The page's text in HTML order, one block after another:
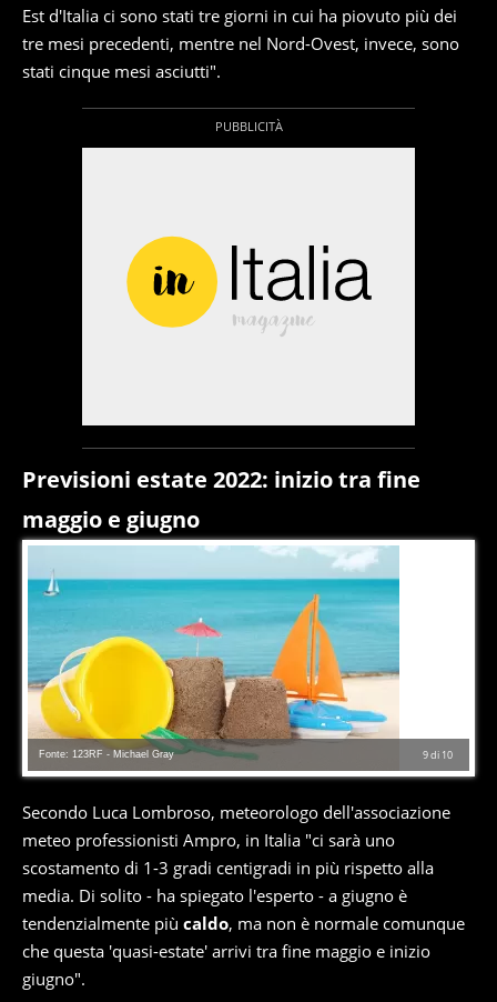
Est d'Italia ci sono stati tre giorni in cui ha piovuto più dei
tre mesi precedenti, mentre nel Nord-Ovest, invece, sono
stati cinque mesi asciutti".
Previsioni estate 2022: inizio tra fine
maggio e giugno
9di 10
Fonte: 123RF - Michael Gray
Secondo Luca Lombroso, meteorologo dell'associazione
meteo professionisti Ampro, in Italia "ci sarà uno
scostamento di 1-3 gradi centigradi in più rispetto alla
media. Di solito - ha spiegato l'esperto - a giugno è
tendenzialmente più caldo, ma non è normale comunque
che questa 'quasi-estate' arrivi tra fine maggio e inizio
giugno".